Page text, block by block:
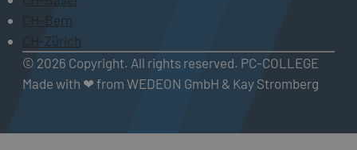
CH-Bern
CH-Zürich
© 2026 Copyright. All rights reserved. PC-COLLEGE
Made with ❤ from WEDEON GmbH & Kay Stromberg